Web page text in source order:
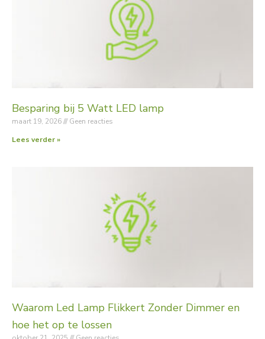
Besparing bij 5 Watt LED lamp
maart 19, 2026
Geen reacties
Lees verder »
Waarom Led Lamp Flikkert Zonder Dimmer en
hoe het op te lossen